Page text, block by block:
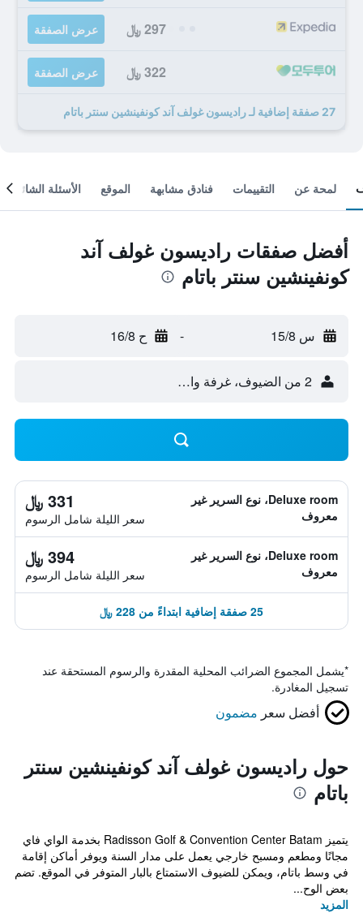
297 ﷼ عرض الصفقة
322 ﷼ عرض الصفقة
27 صفقة إضافية لـ راديسون غولف آند كونفينشين سنتر باتام
لمحة عن التقييمات فنادق مشابهة الموقع الأسئلة الشائعة
أفضل صفقات راديسون غولف آند
كونفينشين سنتر باتام
س 15/8 - ح 16/8
2 من الضيوف، غرفة واحدة
Deluxe room، نوع السرير غير
معروف
331 ﷼
سعر الليلة شامل الرسوم
Deluxe room، نوع السرير غير
معروف
394 ﷼
سعر الليلة شامل الرسوم
25 صفقة إضافية ابتداءً من 228 ﷼
*يشمل المجموع الضرائب المحلية المقدرة والرسوم المستحقة عند
تسجيل المغادرة.
أفضل سعر مضمون
حول راديسون غولف آند كونفينشين سنتر
باتام
يتميز Radisson Golf & Convention Center Batam بخدمة الواي فاي
مجانًا ومطعم ومسبح خارجي يعمل على مدار السنة ويوفر أماكن إقامة
في وسط باتام، ويمكن للضيوف الاستمتاع بالبار المتوفر في الموقع. تضم
بعض الوح...
المزيد